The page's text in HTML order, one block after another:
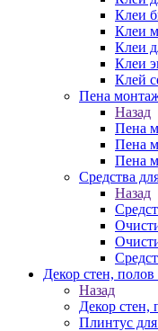
Клеи
Клеи
Клеи
Клеи
Клей
Пена
Назад
Пена
Пена
Пена
Средства
Назад
Декор стен,
Назад
Декор стен,
Плинтус